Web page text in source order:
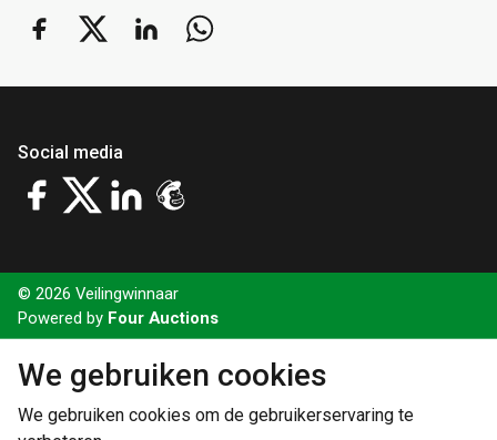
Social media
© 2026 Veilingwinnaar
Powered by Four Auctions
We gebruiken cookies
We gebruiken cookies om de gebruikerservaring te